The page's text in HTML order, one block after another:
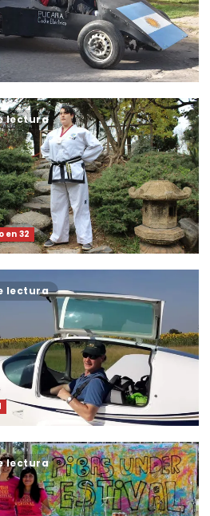
lectura
en 32
lectura
lectura